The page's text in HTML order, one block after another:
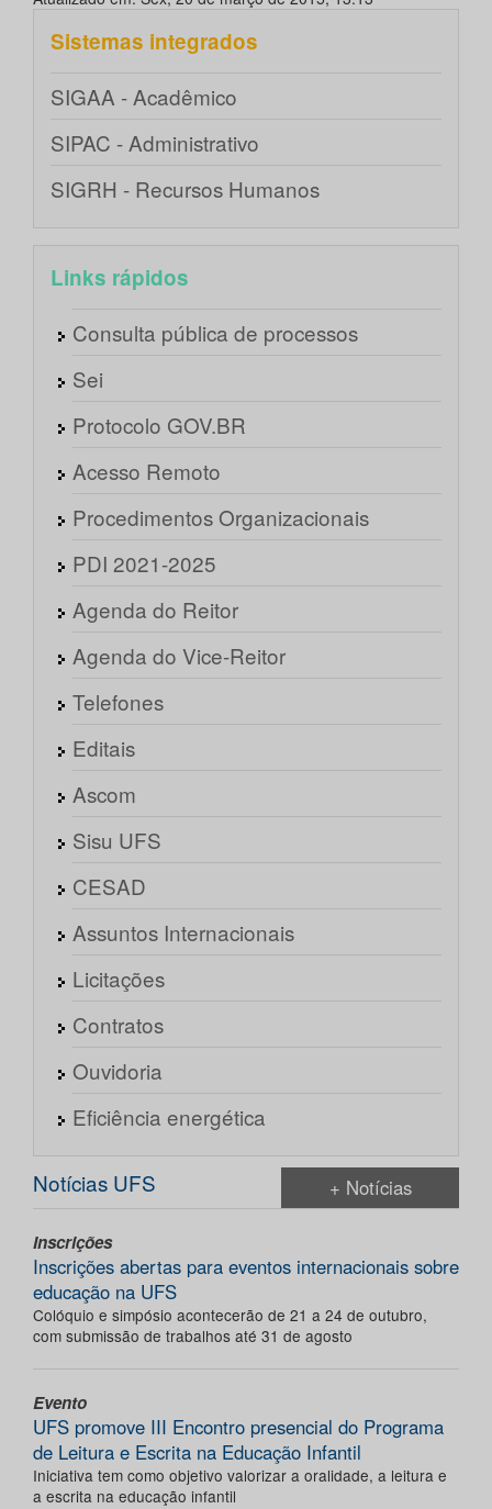
Sistemas integrados
SIGAA - Acadêmico
SIPAC - Administrativo
SIGRH - Recursos Humanos
Links rápidos
Consulta pública de processos
Sei
Protocolo GOV.BR
Acesso Remoto
Procedimentos Organizacionais
PDI 2021-2025
Agenda do Reitor
Agenda do Vice-Reitor
Telefones
Editais
Ascom
Sisu UFS
CESAD
Assuntos Internacionais
Licitações
Contratos
Ouvidoria
Eficiência energética
Notícias UFS + Notícias
Inscrições
Inscrições abertas para eventos internacionais sobre
educação na UFS
Colóquio e simpósio acontecerão de 21 a 24 de outubro,
com submissão de trabalhos até 31 de agosto
Evento
UFS promove III Encontro presencial do Programa
de Leitura e Escrita na Educação Infantil
Iniciativa tem como objetivo valorizar a oralidade, a leitura e
a escrita na educação infantil